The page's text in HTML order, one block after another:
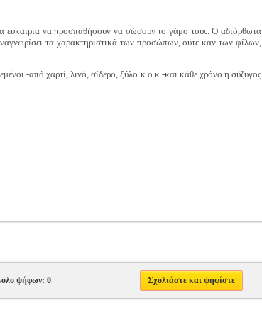
ευκαιρία να προσπαθήσουν να σώσουν το γάμο τους. Ο αδιόρθωτα
τα χαρακτηριστικά των προσώπων, ούτε καν των φίλων,
-από χαρτί, λινό, σίδερο, ξύλο κ.ο.κ.-και κάθε χρόνο η σύζυγος
ψήφων: 0 Σχολιάστε και ψηφίστε